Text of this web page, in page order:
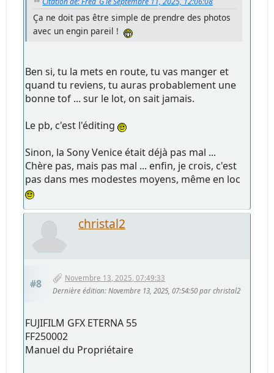
Ça ne doit pas être simple de prendre des photos
avec un engin pareil !
Ben si, tu la mets en route, tu vas manger et
quand tu reviens, tu auras probablement une
bonne tof ... sur le lot, on sait jamais.
Le pb, c'est l'éditing
Sinon, la Sony Venice était déjà pas mal ...
Chère pas, mais pas mal ... enfin, je crois, c'est
pas dans mes modestes moyens, même en loc
christal2
#8
Novembre 13, 2025, 07:49:33
Dernière édition: Novembre 13, 2025, 07:54:50 par christal2
FUJIFILM GFX ETERNA 55
FF250002
Manuel du Propriétaire